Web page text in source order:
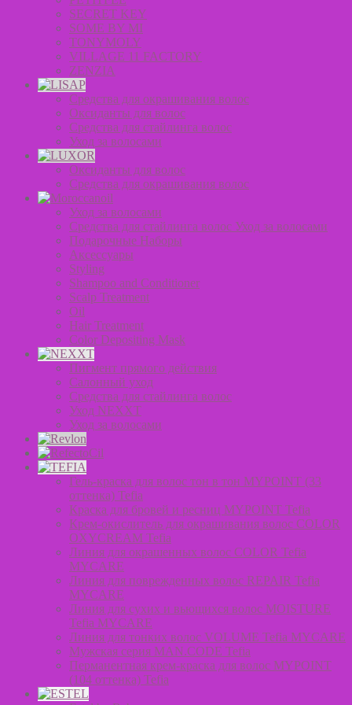
SECRET KEY
SOME BY MI
TONYMOLY
VILLAGE 11 FACTORY
ZENZIA
Средства для окрашивания волос
Оксиданты для волос
Средства для стайлинга волос
Уход за волосами
Оксиданты для волос
Средства для окрашивания волос
Уход за волосами
Средства для стайлинга волос Уход за волосами
Подарочные Наборы
Аксессуары
Styling
Shampoo and Conditioner
Scalp Treatment
Oil
Hair Treatment
Color Depositing Mask
Пигмент прямого действия
Салонный уход
Средства для стайлинга волос
Уход NEXXT
Уход за волосами
Гель-краска для волос тон в тон MYPOINT (33
оттенка) Tefia
Краска для бровей и ресниц MYPOINT Tefia
Крем-окислитель для окрашивания волос COLOR
OXYCREAM Tefia
Линия для окрашенных волос COLOR Tefia
MYCARE
Линия для поврежденных волос REPAIR Tefia
MYCARE
Линия для сухих и вьющихся волос MOISTURE
Tefia MYCARE
Линия для тонких волос VOLUME Tefia MYCARE
Мужская серия MAN.CODE Tefia
Перманентная крем-краска для волос MYPOINT
(104 оттенка) Tefia